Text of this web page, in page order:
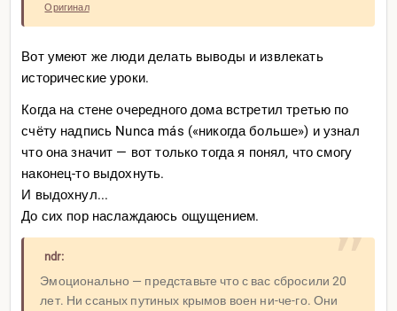
Оригинал
Вот умеют же люди делать выводы и извлекать
исторические уроки.
Когда на стене очередного дома встретил третью по
счёту надпись Nunca más («никогда больше») и узнал
что она значит — вот только тогда я понял, что смогу
наконец-то выдохнуть.
И выдохнул...
До сих пор наслаждаюсь ощущением.
ndr:
Эмоционально — представьте что с вас сбросили 20
лет. Ни ссаных путиных крымов воен ни-че-го. Они